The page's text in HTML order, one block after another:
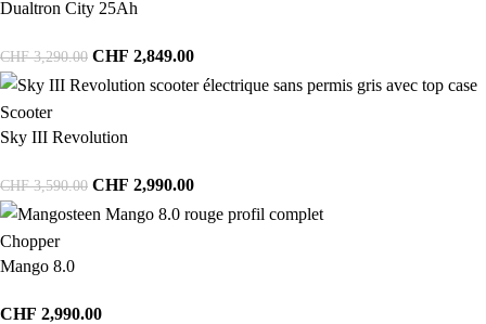
Dualtron City 25Ah
CHF3,290.00 CHF 2,849.00
Scooter
Sky III Revolution
CHF3,590.00 CHF 2,990.00
Chopper
Mango 8.0
CHF 2,990.00